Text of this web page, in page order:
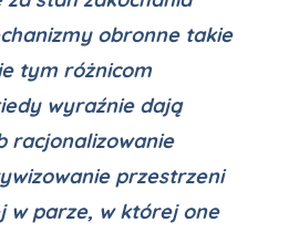
obronne takie
tym różnicom
wyraźnie dają
racjonalizowanie
przestrzeni
w parze, w której one